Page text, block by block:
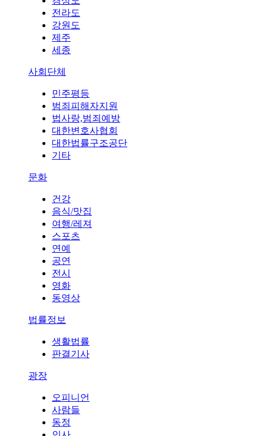
전라도
강원도
제주
세종
사회단체
민주평등
범죄피해자지원
법사랑,범죄예방
대한변호사협회
대한법률구조공단
기타
문화
건강
음식/맛집
여행/레져
스포츠
연예
공연
전시
영화
동영상
법률정보
생활법률
판결기사
광장
오피니언
사람들
동정